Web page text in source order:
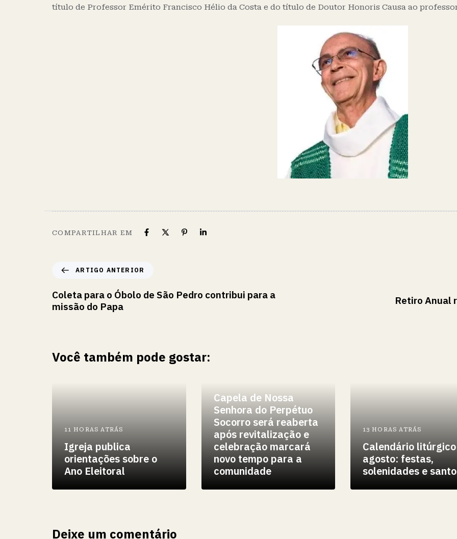
título de Professor Emérito Francisco Hélio da Costa e do título de Doutor Honoris Causa ao
COMPARTILHAR EM
ARTIGO ANTERIOR
Coleta para o Óbolo de São Pedro contribui para a
missão do Papa
Retiro Anual
Você também pode gostar:
11 HORAS ATRÁS
Igreja publica
orientações sobre o
Ano Eleitoral
Capela de Nossa
Senhora do Perpétuo
Socorro será reaberta
após revitalização e
celebração marcará
novo tempo para a
comunidade
13 HORAS ATRÁS
Calendário
agosto: festas,
solenidades e
Deixe um comentário